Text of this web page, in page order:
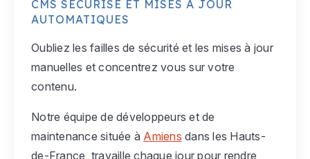
CMS SÉCURISÉ ET MISES À JOUR
AUTOMATIQUES
Oubliez les failles de sécurité et les mises à jour
manuelles et concentrez vous sur votre
contenu.
Notre équipe de développeurs et de
maintenance située à Amiens dans les Hauts-
de-France, travaille chaque jour pour rendre